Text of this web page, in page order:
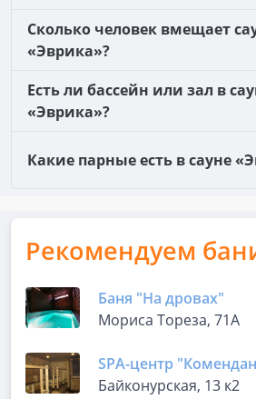
Сколько человек вмещает
«Эврика»?
Есть ли бассейн или зал в
«Эврика»?
Какие парные есть в сауне
Рекомендуем
Баня "На дровах"
Мориса Тореза, 71А
SPA-центр
Байконурская, 13 к2